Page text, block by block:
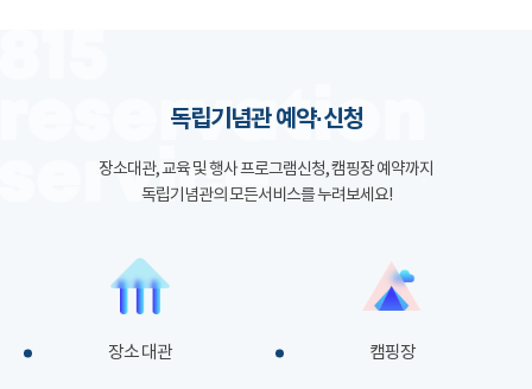
독립기념관 예약·신청
장소대관, 교육 및 행사 프로그램신청, 캠핑장 예약까지
독립기념관의 모든서비스를 누려보세요!
장소 대관 캠핑장